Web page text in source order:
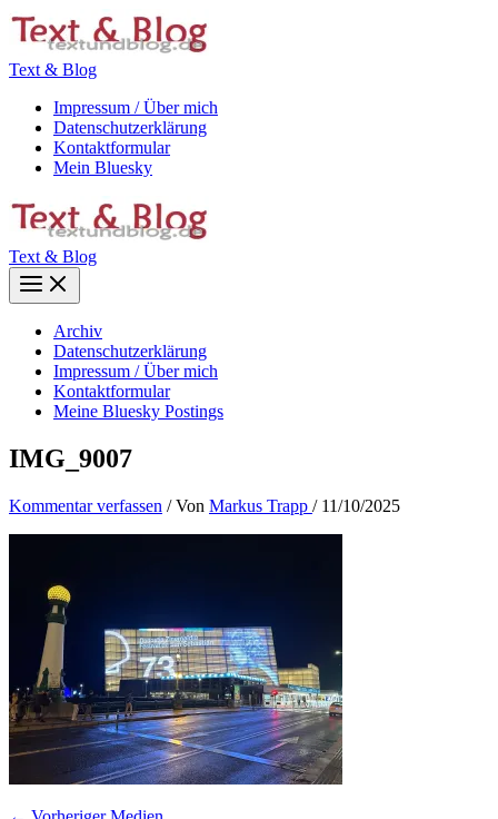
Zum
Inhalt
Text & Blog
Impressum / Über mich
Datenschutzerklärung
Kontaktformular
Mein Bluesky
Text & Blog
Main
Menu
Archiv
Datenschutzerklärung
Impressum / Über mich
Kontaktformular
Meine Bluesky Postings
IMG_9007
Kommentar verfassen / Von Markus Trapp / 11/10/2025